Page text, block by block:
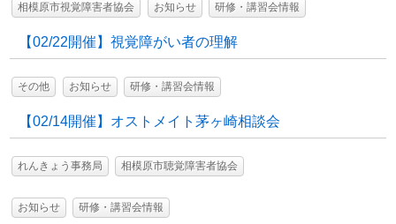
相模原市視覚障害者協会 お知らせ 研修・講習会情報
【02/22開催】視覚障がい者の理解
その他 お知らせ 研修・講習会情報
【02/14開催】オストメイト茅ヶ崎相談会
れんきょう事務局 相模原市聴覚障害者協会
お知らせ 研修・講習会情報